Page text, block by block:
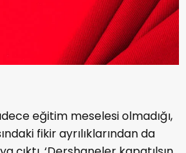
eğitim meselesi olmadığı,
fikir ayrılıklarından da